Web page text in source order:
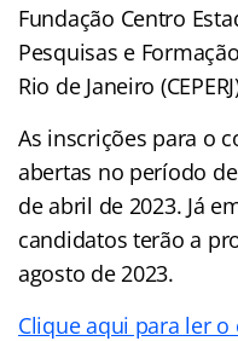
Fundação Centro
Pesquisas e
Rio de Janeiro
As inscrições para o
abertas no período
de abril de 2023. Já
candidatos terão a
agosto de 2023.
Clique aqui para ler